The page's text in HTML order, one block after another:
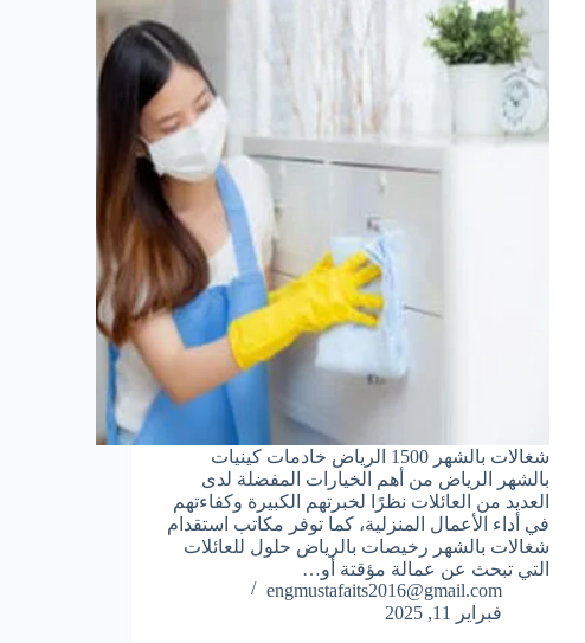
شغالات بالشهر 1500 الرياض خادمات كينيات
بالشهر الرياض من أهم الخيارات المفضلة لدى
العديد من العائلات نظرًا لخبرتهم الكبيرة وكفاءتهم
في أداء الأعمال المنزلية، كما توفر مكاتب استقدام
شغالات بالشهر رخيصات بالرياض حلول للعائلات
التي تبحث عن عمالة مؤقتة أو…
engmustafaits2016@gmail.com
فبراير 11, 2025